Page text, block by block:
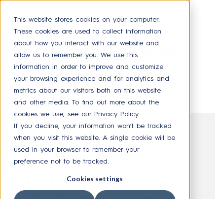
This website stores cookies on your computer.
These cookies are used to collect information
about how you interact with our website and
allow us to remember you. We use this
information in order to improve and customize
your browsing experience and for analytics and
metrics about our visitors both on this website
and other media. To find out more about the
cookies we use, see our Privacy Policy.
If you decline, your information won’t be tracked
when you visit this website. A single cookie will be
used in your browser to remember your
preference not to be tracked.
Cookies settings
10 raisons